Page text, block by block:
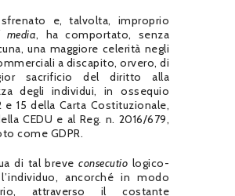
sfrenato e, talvolta, improprio
media, ha comportato, senza
una maggiore celerità negli
a discapito, orvero, di
sacrificio del diritto alla
degli individui, in ossequio
e 15 della Carta Costituzionale,
CEDU e al Reg. n. 2016/679,
come GDPR.
di tal breveconsecutio logico-
ancorché in modo
attraverso il costante